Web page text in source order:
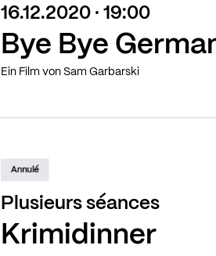
16.12.2020 · 19:00
Bye Bye
Ein Film von Sam Garbarski
Annulé
Plusieurs séances
Krimidinner